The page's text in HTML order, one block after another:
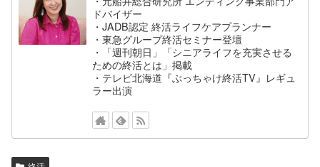
ドバイザー
・JADB認定 終活ライフケアプランナー
・東急グループ終活セミナー登壇
・「週刊朝日」「シニアライフを充実させる
ための終活とは」掲載
・テレビ北海道『ぶっちゃけ終活TV』レギュ
ラー出演